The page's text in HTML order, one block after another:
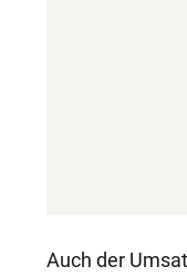
Auch der